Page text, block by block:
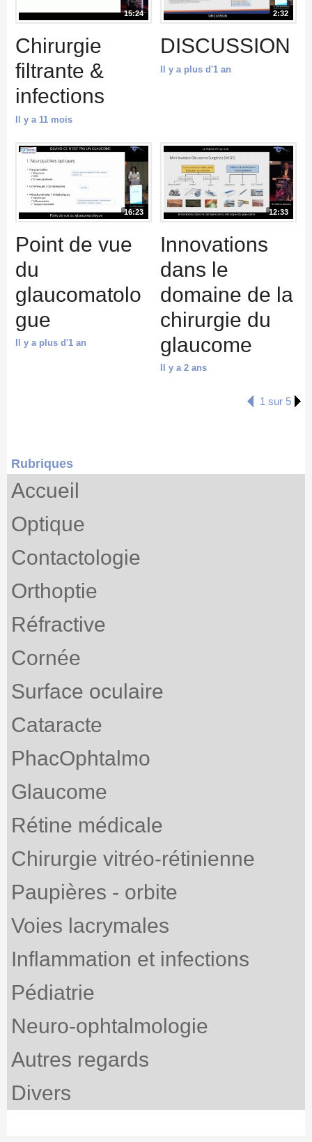
15:24
Chirurgie
filtrante &
infections
Il y a 11 mois
2:32
DISCUSSION
Il y a plus d'1 an
16:23
Point de vue
du
glaucomatolo
gue
Il y a plus d'1 an
12:33
Innovations
dans le
domaine de la
chirurgie du
glaucome
Il y a 2 ans
1 sur 5
Rubriques
Accueil
Optique
Contactologie
Orthoptie
Réfractive
Cornée
Surface oculaire
Cataracte
PhacOphtalmo
Glaucome
Rétine médicale
Chirurgie vitréo-rétinienne
Paupières - orbite
Voies lacrymales
Inflammation et infections
Pédiatrie
Neuro-ophtalmologie
Autres regards
Divers